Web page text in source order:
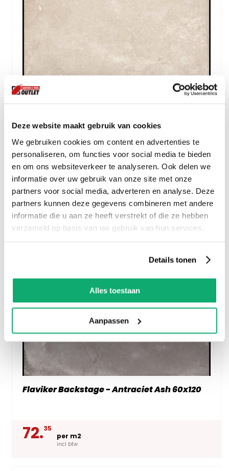
Deze website maakt gebruik van cookies
We gebruiken cookies om content en advertenties te
personaliseren, om functies voor social media te bieden
en om ons websiteverkeer te analyseren. Ook delen we
informatie over uw gebruik van onze site met onze
partners voor social media, adverteren en analyse. Deze
partners kunnen deze gegevens combineren met andere
informatie die u aan ze heeft verstrekt of die ze hebben
verzameld op basis van uw gebruik van hun services.
Details tonen
Alles toestaan
Aanpassen
72.35
per m2
incl btw
Flaviker Backstage - Antraciet Ash 60x120
72.35
per m2
incl btw